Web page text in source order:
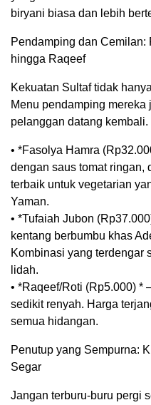
biryani biasa dan lebih
Pendamping dan Cemilan:
hingga Raqeef
Kekuatan Sultaf tidak
Menu pendamping
pelanggan datang kembali.
• *Fasolya Hamra
dengan saus tomat ringan,
terbaik untuk vegetarian
Yaman.
• *Tufaiah Jubon
kentang berbumbu khas
Kombinasi yang terdengar
lidah.
• *Raqeef/Roti (Rp5.000) *
sedikit renyah. Harga
semua hidangan.
Penutup yang Sempurna:
Segar
Jangan terburu-buru pergi